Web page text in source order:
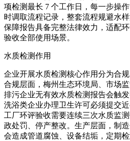
项检测最长 7 个工作日，每一步操
时调取流程记录，整套流程规避水
保障报告具备完整法律效力，适配
验收全部使用场景。
水质检测作用
企业开展水质检测核心作用分为合
合规层面，梅州生态环境局、市场
排污企业无有效水质检测报告会触
洗浴类企业办理卫生许可必须提交
工厂环评验收需要连续三次水质监
政处罚、停产整改。生产层面，制
会造成管道腐蚀、设备结垢，定期